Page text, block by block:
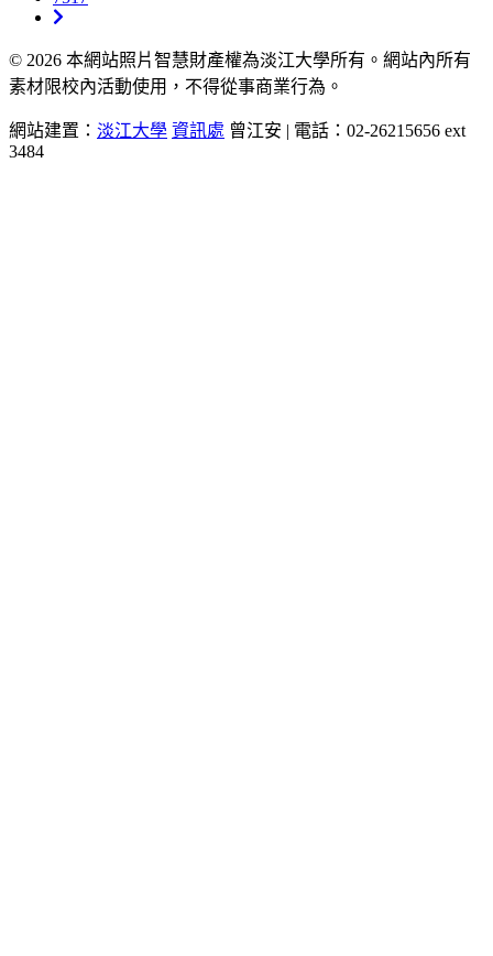
© 2026 本網站照片智慧財產權為淡江大學所有。網站內所有
素材限校內活動使用，不得從事商業行為。
網站建置： 淡江大學 資訊處 曾江安 | 電話：02-26215656 ext
3484